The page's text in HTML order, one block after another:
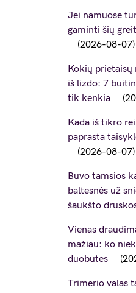
Jei namuose
gaminti šių
2026-08-07
Kokių prietaisų
iš lizdo: 7
tik kenkia
Kada iš tikro
paprasta
2026-08-07
Buvo tamsios
baltesnės už
šaukšto
Vienas
mažiau: ko
duobutes
Trimerio valas